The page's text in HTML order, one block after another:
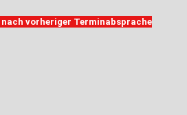
vorheriger Terminabsprache